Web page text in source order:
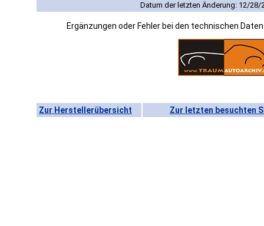
Datum der letzten Änderung: 12/28/
Ergänzungen oder Fehler bei den technischen
Zur Herstellerübersicht Zur letzten besuchten